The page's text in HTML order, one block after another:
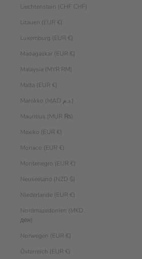
Liechtenstein (CHF CHF)
Litauen (EUR €)
Luxemburg (EUR €)
Madagaskar (EUR €)
Malaysia (MYR RM)
Malta (EUR €)
Marokko (MAD د.م.)
Mauritius (MUR ₨)
Mexiko (EUR €)
Monaco (EUR €)
Montenegro (EUR €)
Neuseeland (NZD $)
Niederlande (EUR €)
Nordmazedonien (MKD
ден)
Norwegen (EUR €)
Österreich (EUR €)